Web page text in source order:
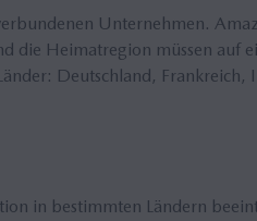
Unternehmen.
die Heimatregion müssen auf
Deutschland, Frankreich,
in bestimmten Ländern